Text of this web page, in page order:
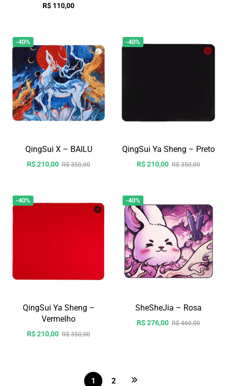
R$ 110,00
-40%
QingSui X – BAILU
R$210,00 R$350,00
-40%
QingSui Ya Sheng – Preto
R$210,00 R$350,00
-40%
QingSui Ya Sheng –
Vermelho
R$210,00 R$350,00
-40%
SheSheJia – Rosa
R$276,00 R$460,00
1 2